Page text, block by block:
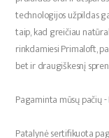
technologijos užpildas
taip, kad greičiau
rinkdamiesi Primaloft,
bet ir draugiškesnį
Pagaminta mūsų pačių -
Patalynė sertifikuota